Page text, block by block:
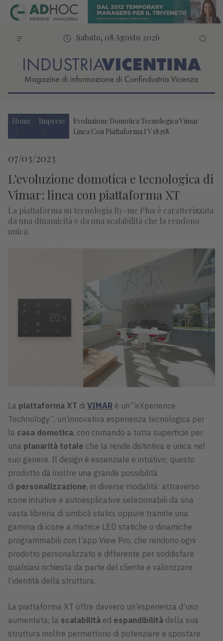
Sabato, 08 Agosto 2026
Home Imprese
Evoluzione Domotica Tecnologica Vimar
Linea Con Piattaforma I V18358
07/03/2023
L’evoluzione domotica e tecnologica di
Vimar: linea con piattaforma XT
La piattaforma su tecnologia By-me Plus è caratterizzata
da una dinamicità e da una scalabilità che la rendono
unica.
La piattaforma XT di VIMAR è un’“eXperience
Technology”, un’innovativa esperienza tecnologica per
la casa domotica, con comando a tutta superficie per
una planarità totale che la rende distintiva e unica nel
suo genere. Il design è essenziale e intuitivo; questo
prodotto dà inoltre una grande possibilità
di personalizzazione, in diverse modalità: attraverso
icone intuitive e autoesplicative selezionabili da una
vasta libreria di simboli statici, oppure tramite una
gamma di icone a matrice LED statiche o dinamiche
programmabili con l’app View Pro, che rendono ogni
prodotto personalizzato e differente per soddisfare
qualsiasi richiesta da parte del cliente e valorizzare
l’identità della struttura.
La piattaforma XT offre davvero un’esperienza d’uso
aumentata; la scalabilità ed espandibilità della sua
struttura inoltre permettono di potenziare e spostare